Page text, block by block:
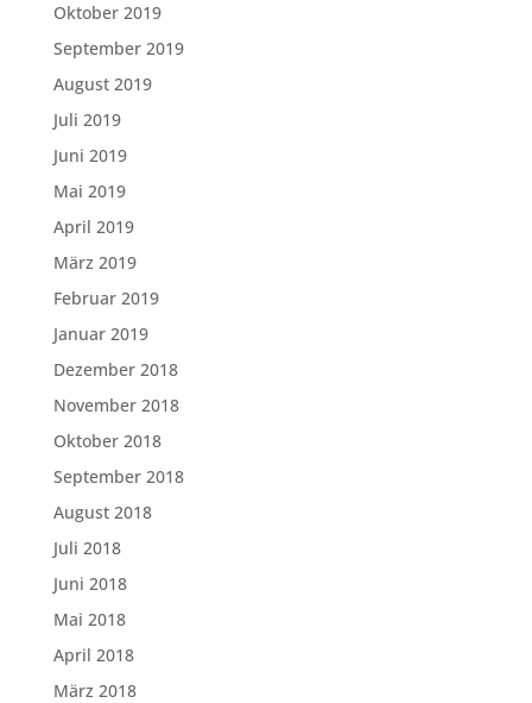
Oktober 2019
September 2019
August 2019
Juli 2019
Juni 2019
Mai 2019
April 2019
März 2019
Februar 2019
Januar 2019
Dezember 2018
November 2018
Oktober 2018
September 2018
August 2018
Juli 2018
Juni 2018
Mai 2018
April 2018
März 2018